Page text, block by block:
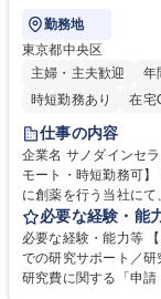
勤務地
東京都中央区
主婦・主夫歓迎
年
時短勤務あり
在宅
仕事の内容
企業名 サノダインセラピューティ
モート・時短勤務可】 仕事の内容 自社で実験室を持たず外部委託を中心
に創薬を行う当社に
なぐハブとして、契約
す。 ■見積取得、発注、検収、請求処理等の事務手続き ■委託先との定例
会議の調整・アジェ
SOP等の整備・版管
必要な経験・能
必要な経験・能力等
での研究サポート／
研究費に関する「申